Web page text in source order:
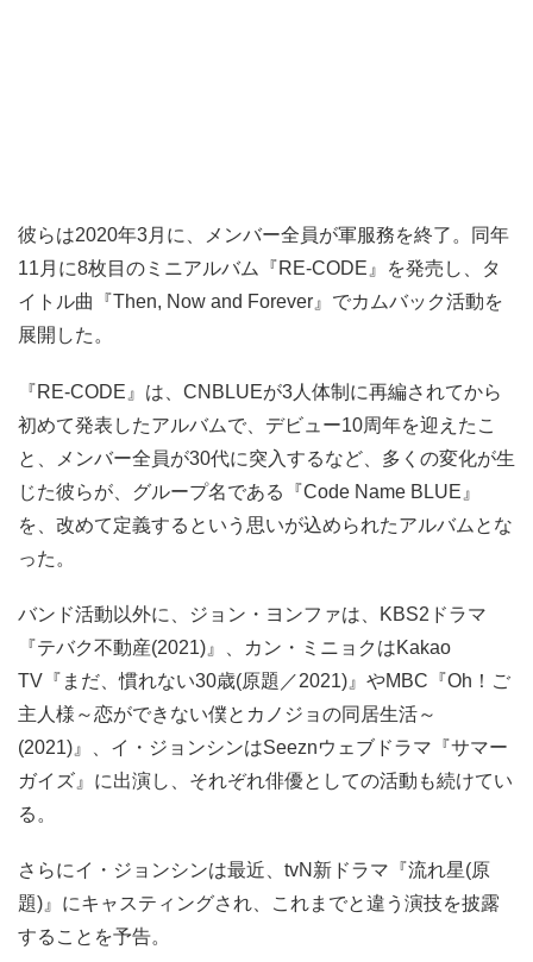
彼らは2020年3月に、メンバー全員が軍服務を終了。同年
11月に8枚目のミニアルバム『RE-CODE』を発売し、タ
イトル曲『Then, Now and Forever』でカムバック活動を
展開した。
『RE-CODE』は、CNBLUEが3人体制に再編されてから
初めて発表したアルバムで、デビュー10周年を迎えたこ
と、メンバー全員が30代に突入するなど、多くの変化が生
じた彼らが、グループ名である『Code Name BLUE』
を、改めて定義するという思いが込められたアルバムとな
った。
バンド活動以外に、ジョン・ヨンファは、KBS2ドラマ
『テバク不動産(2021)』、カン・ミニョクはKakao
TV『まだ、慣れない30歳(原題／2021)』やMBC『Oh！ご
主人様～恋ができない僕とカノジョの同居生活～
(2021)』、イ・ジョンシンはSeeznウェブドラマ『サマー
ガイズ』に出演し、それぞれ俳優としての活動も続けてい
る。
さらにイ・ジョンシンは最近、tvN新ドラマ『流れ星(原
題)』にキャスティングされ、これまでと違う演技を披露
することを予告。